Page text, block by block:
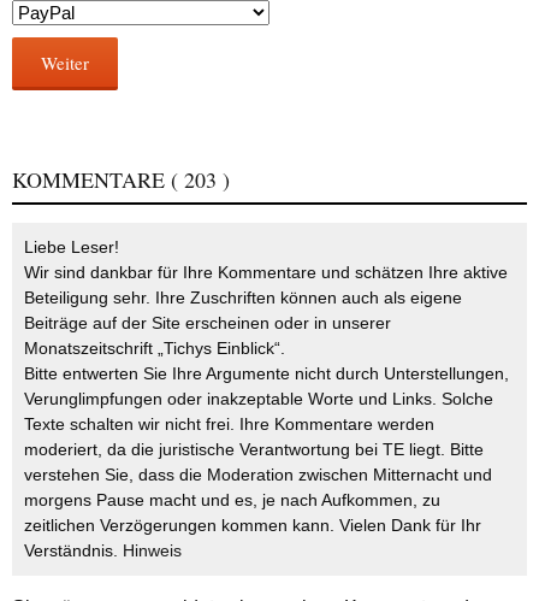
Weiter
KOMMENTARE ( 203 )
Liebe Leser!
Wir sind dankbar für Ihre Kommentare und schätzen Ihre aktive
Beteiligung sehr. Ihre Zuschriften können auch als eigene
Beiträge auf der Site erscheinen oder in unserer
Monatszeitschrift „Tichys Einblick“.
Bitte entwerten Sie Ihre Argumente nicht durch Unterstellungen,
Verunglimpfungen oder inakzeptable Worte und Links. Solche
Texte schalten wir nicht frei. Ihre Kommentare werden
moderiert, da die juristische Verantwortung bei TE liegt. Bitte
verstehen Sie, dass die Moderation zwischen Mitternacht und
morgens Pause macht und es, je nach Aufkommen, zu
zeitlichen Verzögerungen kommen kann. Vielen Dank für Ihr
Verständnis. Hinweis